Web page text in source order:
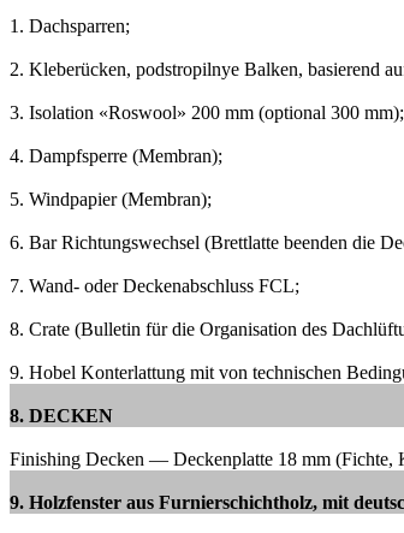
1. Dachsparren;
2. Kleberücken, podstropilnye Balken, basierend
3. Isolation «Roswool» 200 mm (optional 300 mm);
4. Dampfsperre (Membran);
5. Windpapier (Membran);
6. Bar Richtungswechsel (Brettlatte beenden die
7. Wand- oder Deckenabschluss FCL;
8. Crate (Bulletin für die Organisation des
9. Hobel Konterlattung mit von technischen
8. DECKEN
Finishing Decken — Deckenplatte 18 mm (Fichte,
9. Holzfenster aus Furnierschichtholz, mit